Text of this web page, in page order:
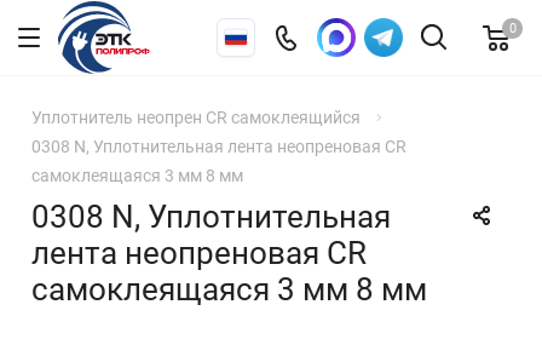
0
Уплотнитель неопрен CR самоклеящийся
0308 N, Уплотнительная лента неопреновая CR
самоклеящаяся 3 мм 8 мм
0308 N, Уплотнительная
лента неопреновая CR
самоклеящаяся 3 мм 8 мм